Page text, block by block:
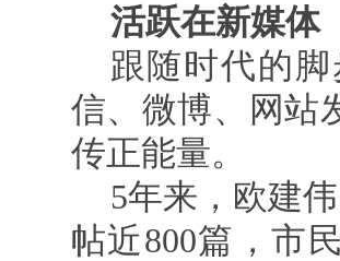
活跃在新媒体
跟随时代的
信、微博、网站
传正能量。
5年来，欧建
帖近800篇，市